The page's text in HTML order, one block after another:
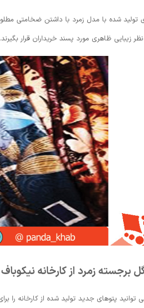
تولید شده با مدل زمرد با داشتن ضخامتی
زیبایی ظاهری مورد پسند خریداران قرار بگیرند.
برجسته زمرد از کارخانه نیکوباف
توانید پتوهای جدید تولید شده از کارخانه را